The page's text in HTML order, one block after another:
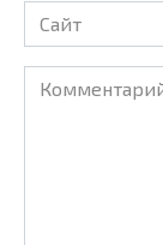
Сайт
Комментарий